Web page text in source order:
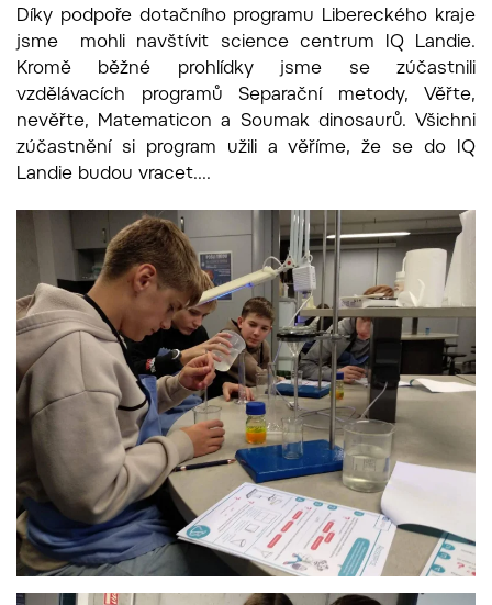
Díky podpoře dotačního programu Libereckého kraje
jsme mohli navštívit science centrum IQ Landie.
Kromě běžné prohlídky jsme se zúčastnili
vzdělávacích programů Separační metody, Věřte,
nevěřte, Matematicon a Soumak dinosaurů. Všichni
zúčastnění si program užili a věříme, že se do IQ
Landie budou vracet....